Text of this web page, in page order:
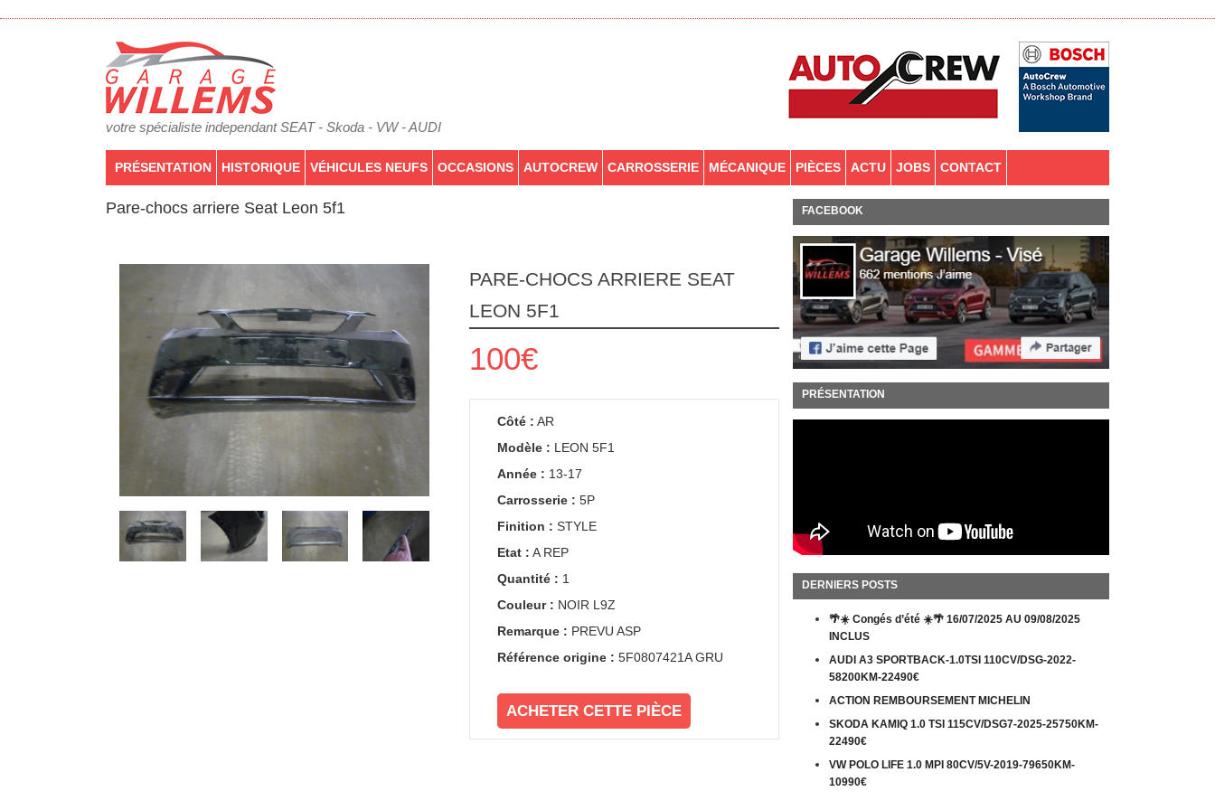
votre spécialiste independant SEAT - Skoda - VW - AUDI
PRÉSENTATION HISTORIQUE VÉHICULES NEUFS OCCASIONS AUTOCREW CARROSSERIE MÉCANIQUE PIÈCES ACTU JOBS CONTACT
Pare-chocs arriere Seat Leon 5f1
PARE-CHOCS ARRIERE SEAT
LEON 5F1
100€
Côté : AR
Modèle : LEON 5F1
Année : 13-17
Carrosserie : 5P
Finition : STYLE
Etat : A REP
Quantité : 1
Couleur : NOIR L9Z
Remarque : PREVU ASP
Référence origine : 5F0807421A GRU
ACHETER CETTE PIÈCE
FACEBOOK
PRÉSENTATION
DERNIERS POSTS
🌴☀️ Congés d’été ☀️🌴 16/07/2025 AU 09/08/2025
INCLUS
AUDI A3 SPORTBACK-1.0TSI 110CV/DSG-2022-
58200KM-22490€
ACTION REMBOURSEMENT MICHELIN
SKODA KAMIQ 1.0 TSI 115CV/DSG7-2025-25750KM-
22490€
VW POLO LIFE 1.0 MPI 80CV/5V-2019-79650KM-
10990€